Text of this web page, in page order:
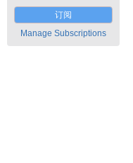
订阅
Manage Subscriptions